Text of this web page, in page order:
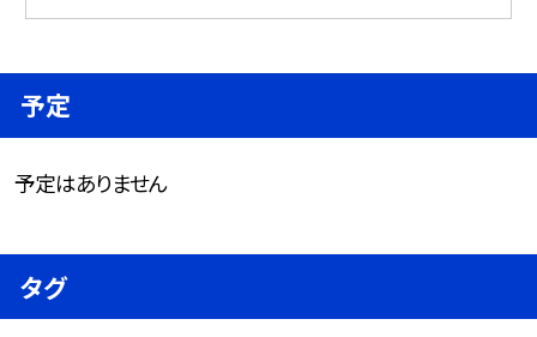
予定
予定はありません
タグ